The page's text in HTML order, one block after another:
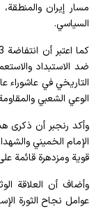
مسار إيران
السياسي.
ضد الاستبداد
الوعي الشعبي
وأكد رنجبر أن ذكرى
الإمام الخميني
قوية ومزدهرة قائمة
وأضاف أن العلاقة
عوامل نجاح الثورة